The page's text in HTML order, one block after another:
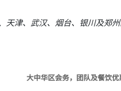
津、武汉、烟台、银川及郑州
大中华区会务，团队及餐饮优